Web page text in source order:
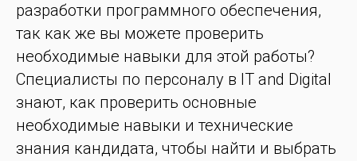
разработки программного обеспечения,
так как же вы можете проверить
необходимые навыки для этой работы?
Специалисты по персоналу в IT and Digital
знают, как проверить основные
необходимые навыки и технические
знания кандидата, чтобы найти и выбрать